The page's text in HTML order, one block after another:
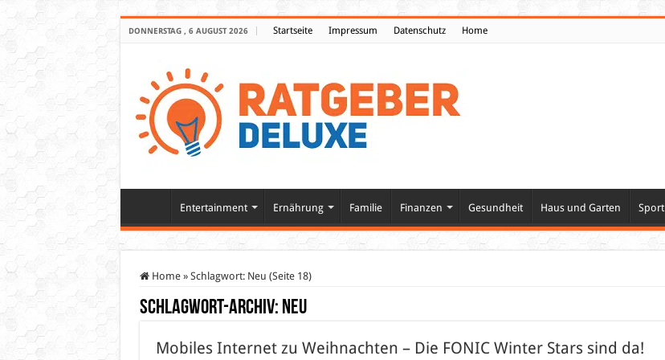
DONNERSTAG , 6 AUGUST 2026 Startseite Impressum Datenschutz Home
Entertainment Ernährung Familie Finanzen Gesundheit Haus und Garten Sport
Home » Schlagwort: Neu (Seite 18)
Schlagwort-Archiv: Neu
Mobiles Internet zu Weihnachten – Die FONIC Winter Stars sind da!